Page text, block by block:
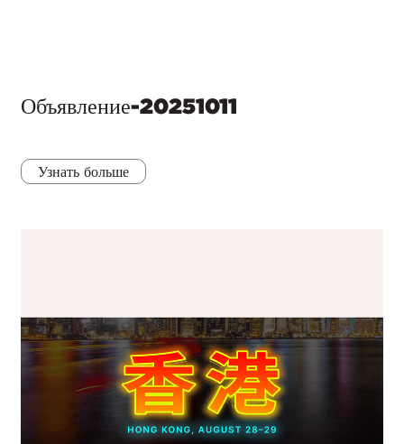
Объявление-20251011
Узнать больше